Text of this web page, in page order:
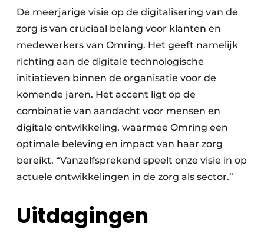
De meerjarige visie op de digitalisering van de
zorg is van cruciaal belang voor klanten en
medewerkers van Omring. Het geeft namelijk
richting aan de digitale technologische
initiatieven binnen de organisatie voor de
komende jaren. Het accent ligt op de
combinatie van aandacht voor mensen en
digitale ontwikkeling, waarmee Omring een
optimale beleving en impact van haar zorg
bereikt. “Vanzelfsprekend speelt onze visie in op
actuele ontwikkelingen in de zorg als sector.”
Uitdagingen